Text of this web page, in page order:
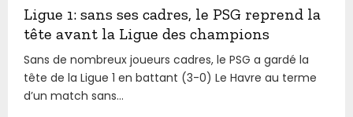
Ligue 1: sans ses cadres, le PSG reprend la
tête avant la Ligue des champions
Sans de nombreux joueurs cadres, le PSG a gardé la
tête de la Ligue 1 en battant (3-0) Le Havre au terme
d’un match sans...